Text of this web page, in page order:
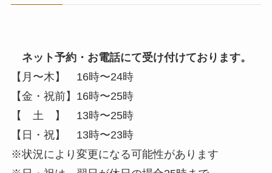
ネット予約・お電話にて受け付けております。
【月〜木】 16時〜24時
【金・祝前】16時〜25時
【 土 】 13時〜25時
【日・祝】 13時〜23時
※状況により変更になる可能性があります